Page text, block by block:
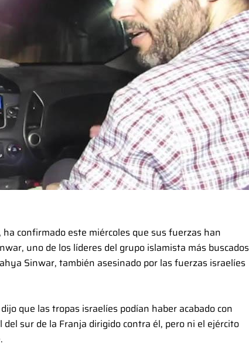
confirmado este miércoles que sus fuerzas han
uno de los líderes del grupo islamista más buscados
Sinwar, también asesinado por las fuerzas israelíes
que las tropas israelíes podían haber acabado con
sur de la Franja dirigido contra él, pero ni el ejército